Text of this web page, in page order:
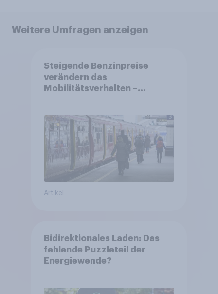
Weitere Umfragen anzeigen
Steigende Benzinpreise
verändern das
Mobilitätsverhalten –
auf öffentliche
Verkehrsmittel um
Artikel
Bidirektionales Laden: Das
fehlende Puzzleteil der
Energiewende?